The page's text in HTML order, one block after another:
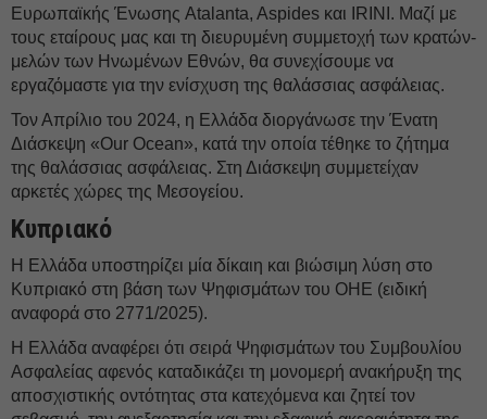
Ευρωπαϊκής Ένωσης Atalanta, Aspides και IRINI. Μαζί με
τους εταίρους μας και τη διευρυμένη συμμετοχή των κρατών-
μελών των Ηνωμένων Εθνών, θα συνεχίσουμε να
εργαζόμαστε για την ενίσχυση της θαλάσσιας ασφάλειας.
Τον Απρίλιο του 2024, η Ελλάδα διοργάνωσε την Ένατη
Διάσκεψη «Our Ocean», κατά την οποία τέθηκε το ζήτημα
της θαλάσσιας ασφάλειας. Στη Διάσκεψη συμμετείχαν
αρκετές χώρες της Μεσογείου.
Κυπριακό
Η Ελλάδα υποστηρίζει μία δίκαιη και βιώσιμη λύση στο
Κυπριακό στη βάση των Ψηφισμάτων του ΟΗΕ (ειδική
αναφορά στο 2771/2025).
Η Ελλάδα αναφέρει ότι σειρά Ψηφισμάτων του Συμβουλίου
Ασφαλείας αφενός καταδικάζει τη μονομερή ανακήρυξη της
αποσχιστικής οντότητας στα κατεχόμενα και ζητεί τον